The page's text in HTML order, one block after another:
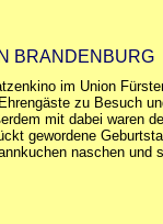
BRANDENBURG
im Union
zu Besuch
mit dabei waren
gewordene
naschen und